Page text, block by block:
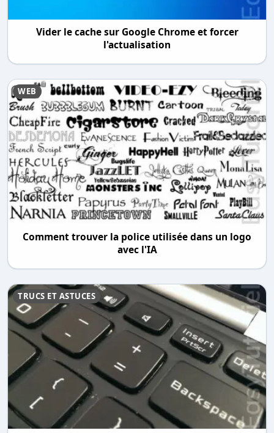
Vider le cache sur Google Chrome et forcer
l'actualisation
WEB
Comment trouver la police utilisée dans un logo
avec l'IA
TRUCS ET ASTUCES